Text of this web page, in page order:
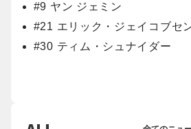
#9 ヤン ジェミン
#21 エリック・ジェイコブセ
#30 ティム・シュナイダー